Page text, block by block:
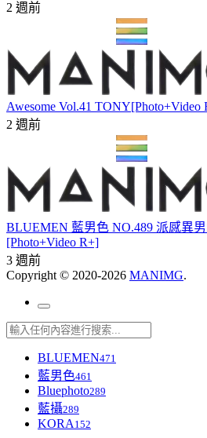
2 週前
Awesome Vol.41 TONY[Photo+Video
2 週前
BLUEMEN 藍男色 NO.489 派感異
[Photo+Video R+]
3 週前
Copyright © 2020-2026 MANIMG.
BLUEMEN471
藍男色461
Bluephoto289
藍攝289
KORA 152